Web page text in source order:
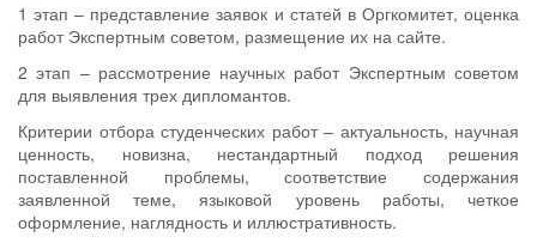
1 этап – представление заявок и статей в Оргкомитет, оценка
работ Экспертным советом, размещение их на сайте.
2 этап – рассмотрение научных работ Экспертным советом
для выявления трех дипломантов.
Критерии отбора студенческих работ – актуальность, научная
ценность, новизна, нестандартный подход решения
поставленной проблемы, соответствие содержания
заявленной теме, языковой уровень работы, четкое
оформление, наглядность и иллюстративность.